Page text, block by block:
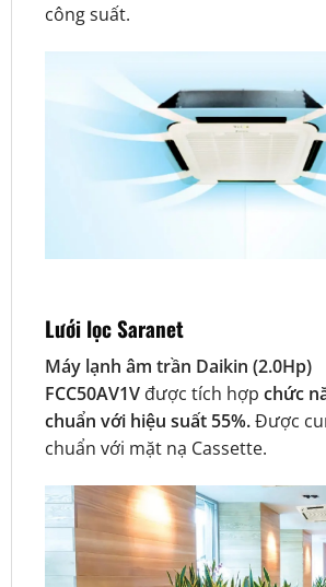
công suất.
Lưới lọc Saranet
Máy lạnh âm trần Daikin (2.0Hp)
FCC50AV1Vđược tích hợp chức
chuẩn với hiệu suất 55%.Được
chuẩn với mặt nạ Cassette.